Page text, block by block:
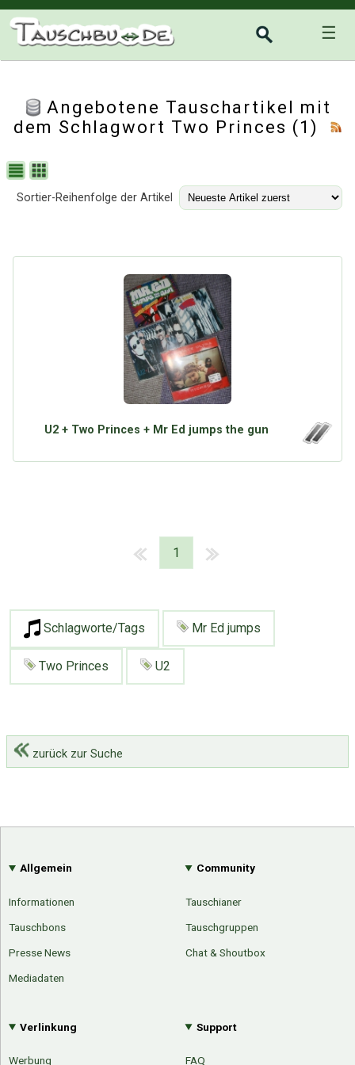
☰
Angebotene Tauschartikel mit
dem Schlagwort Two Princes (1)
Sortier-Reihenfolge der Artikel
U2 + Two Princes + Mr Ed jumps the gun
1
Schlagworte/Tags Mr Ed jumps
Two Princes U2
zurück zur Suche
Allgemein
Informationen
Tauschbons
Presse News
Mediadaten
Community
Tauschianer
Tauschgruppen
Chat & Shoutbox
Verlinkung
Werbung
Support
FAQ